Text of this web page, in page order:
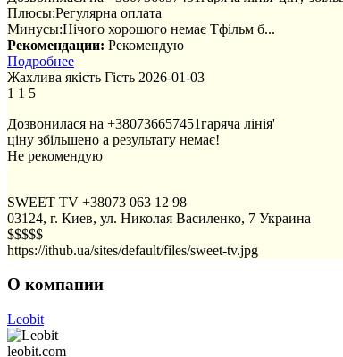
Плюсы:Регулярна оплата
Минусы:Нічого хорошого немає Тфільм б...
Рекомендации: Рекомендую
Подробнее
Жахлива якість Гість 2026-01-03
1 1 5
Дозвонилася на +380736657451гаряча лінія'
ціну збільшено а результату немає!
Не рекомендую
SWEET TV +38073 063 12 98
03124, г. Киев, ул. Николая Василенко, 7 Украина
$$$$$
https://ithub.ua/sites/default/files/sweet-tv.jpg
О компании
Leobit
leobit.com